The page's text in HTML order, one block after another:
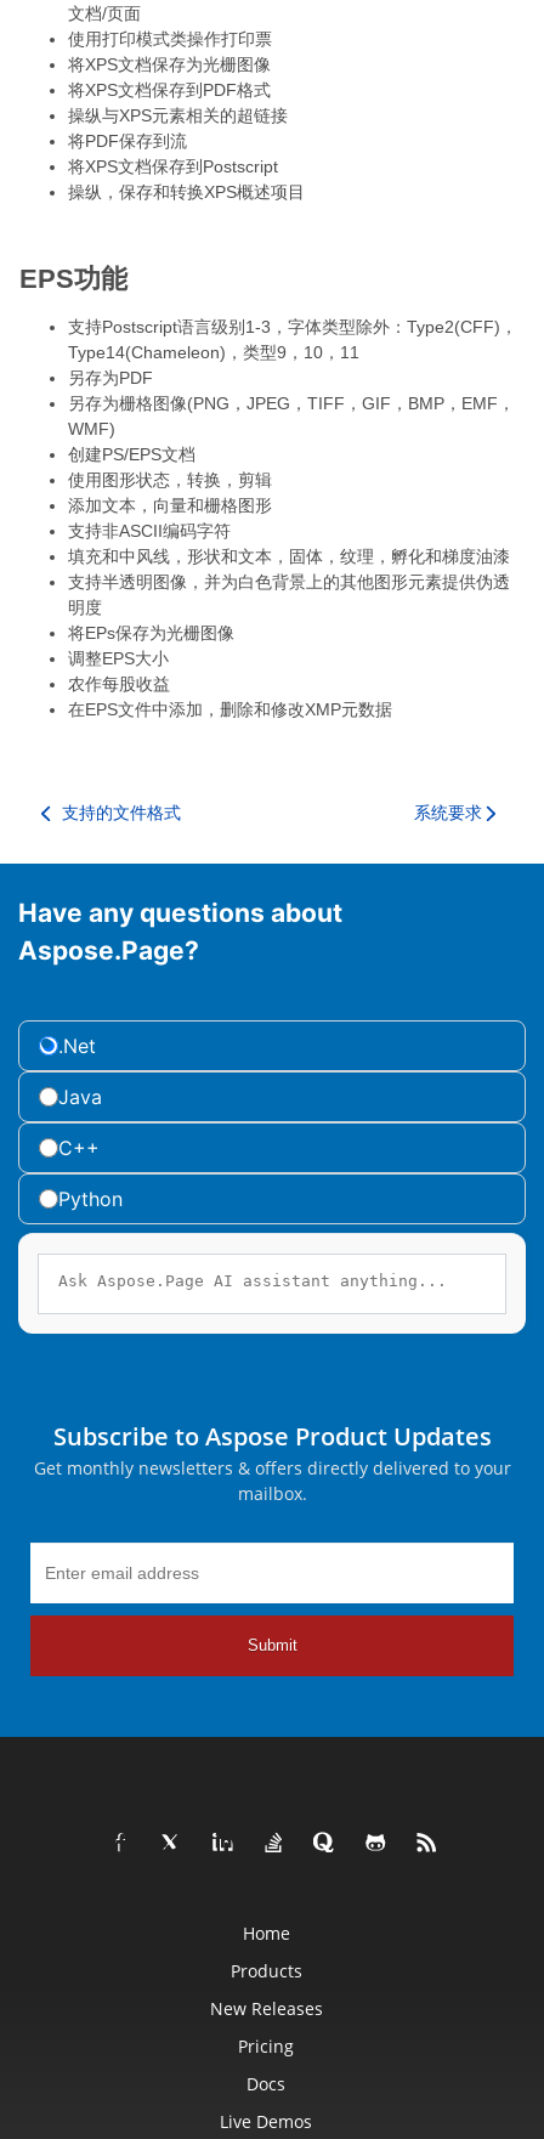
文档/页面
使用打印模式类操作打印票
将XPS文档保存为光栅图像
将XPS文档保存到PDF格式
操纵与XPS元素相关的超链接
将PDF保存到流
将XPS文档保存到Postscript
操纵，保存和转换XPS概述项目
EPS功能
支持Postscript语言级别1-3，字体类型除外：Type2(CFF)，
Type14(Chameleon)，类型9，10，11
另存为PDF
另存为栅格图像(PNG，JPEG，TIFF，GIF，BMP，EMF，
WMF)
创建PS/EPS文档
使用图形状态，转换，剪辑
添加文本，向量和栅格图形
支持非ASCII编码字符
填充和中风线，形状和文本，固体，纹理，孵化和梯度油漆
支持半透明图像，并为白色背景上的其他图形元素提供伪透
明度
将EPs保存为光栅图像
调整EPS大小
农作每股收益
在EPS文件中添加，删除和修改XMP元数据
支持的文件格式 系统要求
Have any questions about
Aspose.Page?
.Net
Java
C++
Python
Subscribe to Aspose Product Updates
Get monthly newsletters & offers directly delivered to your
mailbox.
Submit
Home
Products
New Releases
Pricing
Docs
Live Demos